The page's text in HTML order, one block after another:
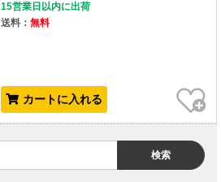
15営業日以内に出荷
送料： 無料
カートに入れる
お気に入り
検索